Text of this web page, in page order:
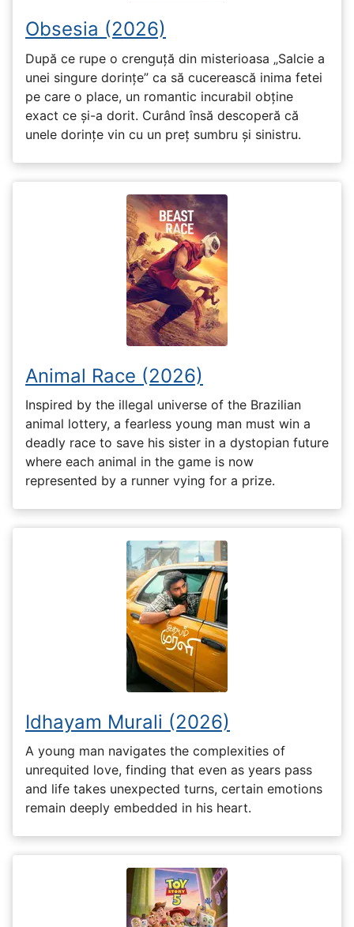
Obsesia (2026)
După ce rupe o crenguță din misterioasa „Salcie a
unei singure dorințe” ca să cucerească inima fetei
pe care o place, un romantic incurabil obține
exact ce și-a dorit. Curând însă descoperă că
unele dorințe vin cu un preț sumbru și sinistru.
Animal Race (2026)
Inspired by the illegal universe of the Brazilian
animal lottery, a fearless young man must win a
deadly race to save his sister in a dystopian future
where each animal in the game is now
represented by a runner vying for a prize.
Idhayam Murali (2026)
A young man navigates the complexities of
unrequited love, finding that even as years pass
and life takes unexpected turns, certain emotions
remain deeply embedded in his heart.